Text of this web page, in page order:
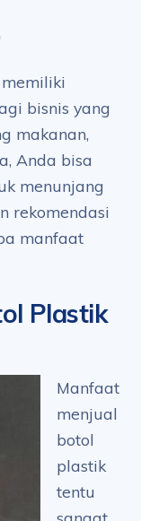
bisnis yang
makanan,
Anda bisa
menunjang
rekomendasi
manfaat
Plastik
Manfaat
menjual
botol
plastik
tentu